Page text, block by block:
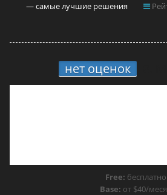
— самые лучшие решения
нет оценок
Free: бесплатно
Base: от $40/